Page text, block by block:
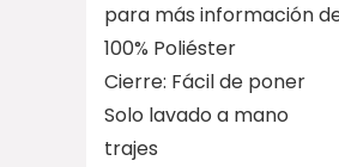
para más información
100% Poliéster
Cierre: Fácil de poner
Solo lavado a mano
trajes